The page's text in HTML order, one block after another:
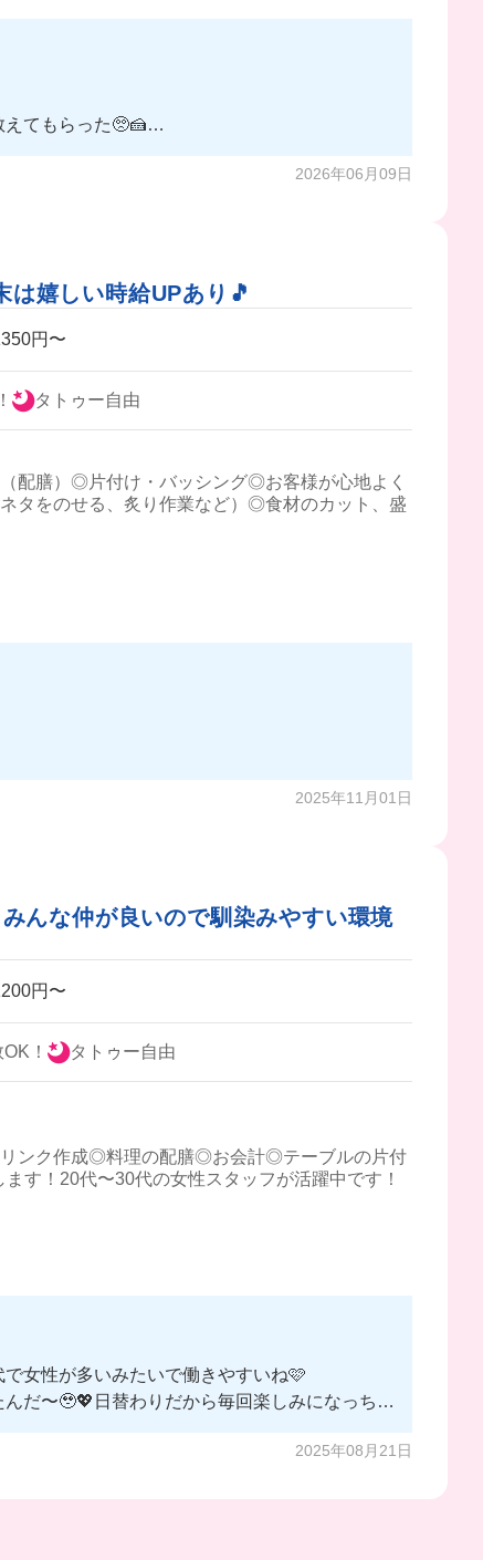
てもらった🥺🍰
2026年06月09日
嬉しい時給UPあり🎵
円〜
タトゥー自由
配膳）◎片付け・バッシング◎お客様が心地よく
タをのせる、炙り作業など）◎食材のカット、盛
2025年11月01日
んな仲が良いので馴染みやすい環境
円〜
！ タトゥー自由
ンク作成◎料理の配膳◎お会計◎テーブルの片付
す！20代〜30代の女性スタッフが活躍中です！
女性が多いみたいで働きやすいね🩷
だ〜🥹💖日替わりだから毎回楽しみになっちゃ
2025年08月21日